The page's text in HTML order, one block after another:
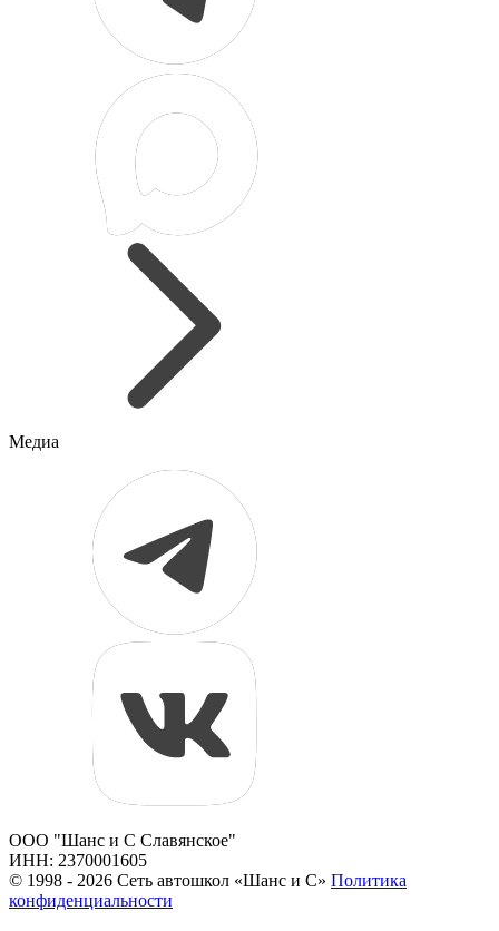
Медиа
ООО "Шанс и С Славянское"
ИНН: 2370001605
© 1998 - 2026 Сеть автошкол «Шанс и С» Политика
конфиденциальности